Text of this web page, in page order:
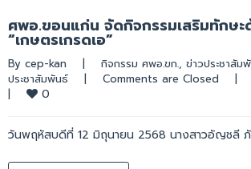
ศพอ.ขอนแก่น จัดกิจกรรมเสริมทักษะ
“เกษตรเกรดเอ”
By cep-kan | กิจกรรม ศพอ.ขก., ข่าวประชาสัม
ประชาสัมพันธ์
| Comments are Closed |
|
0
วันพฤหัสบดีที่ 12 มิถุนายน 2568 นางสาวอัญชลี